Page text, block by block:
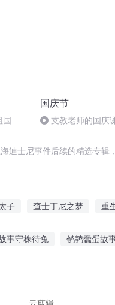
国
国庆节
支教老师的国庆
迪士尼事件后续的精选专辑
子 查士丁尼之梦 重
事守株待兔 鹌鹑蠢蛋故
云剪辑